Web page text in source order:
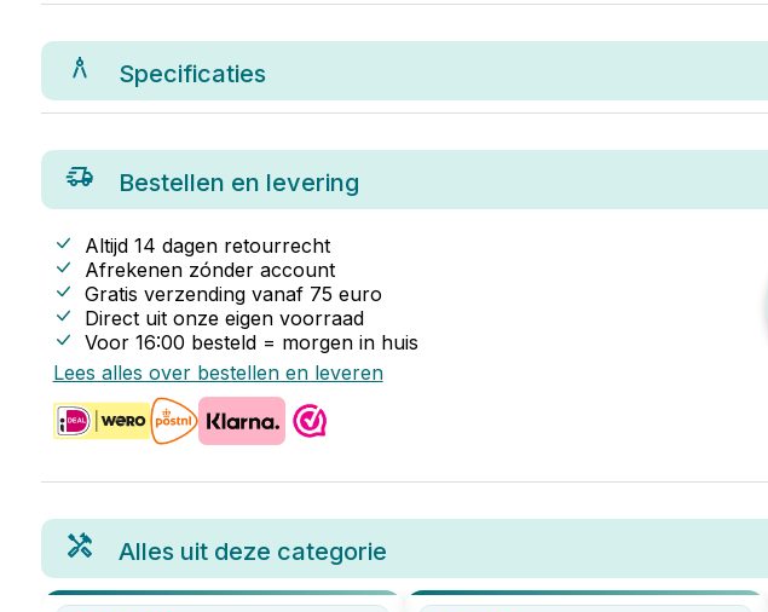
Specificaties
Bestellen en levering
Altijd 14 dagen retourrecht
Afrekenen zónder account
Gratis verzending vanaf 75 euro
Direct uit onze eigen voorraad
Voor 16:00 besteld = morgen in huis
Lees alles over bestellen en leveren
Alles uit deze categorie